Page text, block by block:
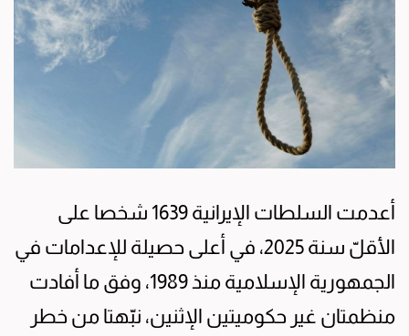
أعدمت السلطات الإيرانية 1639 شخصا على
الأقلّ سنة 2025، في أعلى حصيلة للإعدامات في
الجمهورية الإسلامية منذ 1989، وفق ما أفادت
منظمتان غير حكوميتين الإثنين، نبّهتا من خطر